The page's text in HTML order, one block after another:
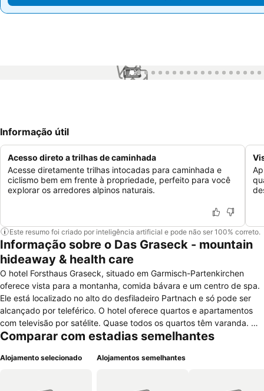
1 / 99
Informação útil
Acesso direto a trilhas de caminhada
Acesse diretamente trilhas intocadas para caminhada e
ciclismo bem em frente à propriedade, perfeito para você
explorar os arredores alpinos naturais.
Este resumo foi criado por inteligência artificial e pode não ser 100% correto.
Informação sobre o Das Graseck - mountain
hideaway & health care
O hotel Forsthaus Graseck, situado em Garmisch-Partenkirchen
oferece vista para a montanha, comida bávara e um centro de spa.
Ele está localizado no alto do desfiladeiro Partnach e só pode ser
alcançado por teleférico. O hotel oferece quartos e apartamentos
com televisão por satélite. Quase todos os quartos têm varanda. Wi-
Fi está disponível por uma taxa extra. Um buffet de pequeno-
servidas nos 2 restaurantes e um "biergarten" está disponível no
Comparar com estadias semelhantes
Alojamento selecionado Alojamentos semelhantes